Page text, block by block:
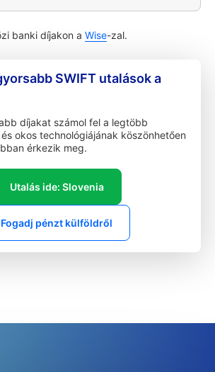
banki díjakon a Wise-zal.
SWIFT utalások a
díjakat számol fel a legtöbb
okos technológiájának köszönhetően
érkezik meg.
Utalás ide: Slovenia
Fogadj pénzt külföldről